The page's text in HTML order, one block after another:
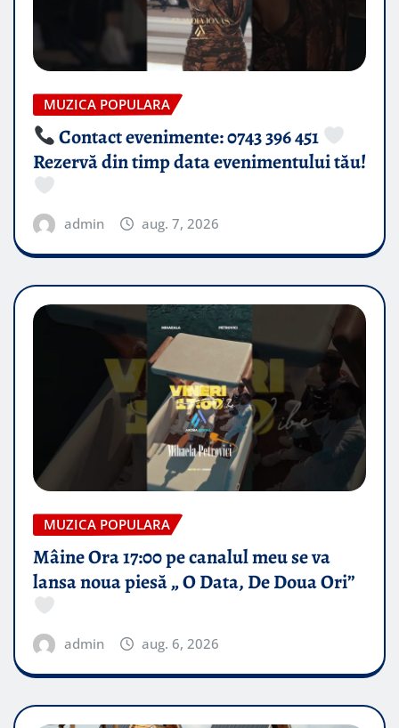
MUZICA POPULARA
Contact evenimente: 0743 396 451
Rezervă din timp data evenimentului tău!
admin aug. 7, 2026
MUZICA POPULARA
Mâine Ora 17:00 pe canalul meu se va
lansa noua piesă „ O Data, De Doua Ori”
admin aug. 6, 2026